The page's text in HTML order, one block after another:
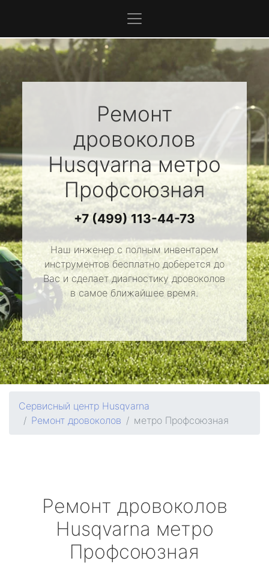
Ремонт
дровоколов
Husqvarnaметро
Профсоюзная
+7 (499) 113-44-73
Наш инженер с полным инвентарем
инструментов бесплатно доберется до
Вас и сделает диагностику дровоколов
в самое ближайшее время.
Сервисный центр Husqvarna
Ремонт дровоколов
метро Профсоюзная
Ремонт дровоколов
Husqvarna метро
Профсоюзная